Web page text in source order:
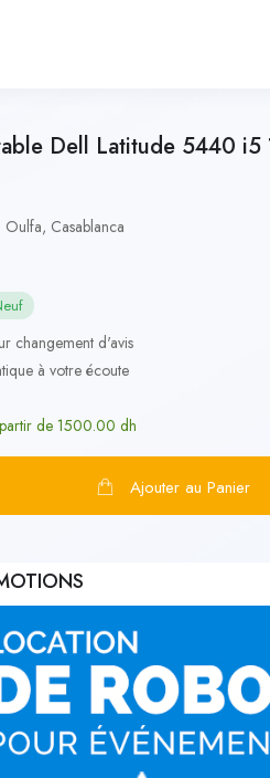
Dell Latitude 5440 i5
Oulfa, Casablanca
changement d'avis
à votre écoute
de 1500.00 dh
Ajouter au Panier